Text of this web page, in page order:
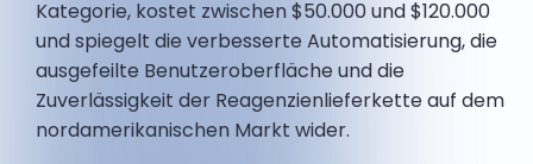
Kategorie, kostet zwischen $50.000 und $120.000
und spiegelt die verbesserte Automatisierung, die
ausgefeilte Benutzeroberfläche und die
Zuverlässigkeit der Reagenzienlieferkette auf dem
nordamerikanischen Markt wider.